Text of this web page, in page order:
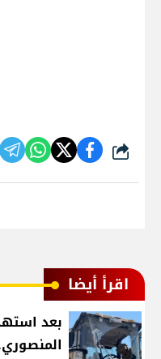
شارك
اقرأ أيضا
بعد